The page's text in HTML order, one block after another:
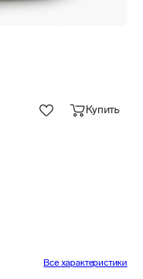
Купить
Все характеристики